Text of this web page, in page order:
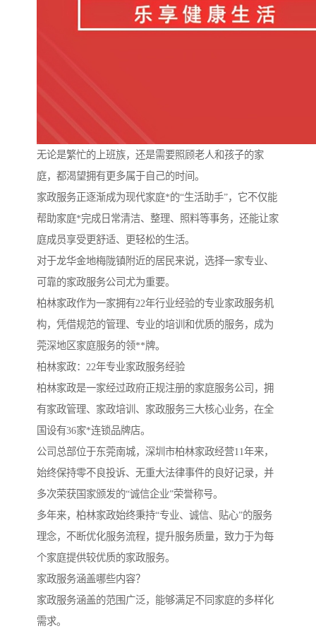
无论是繁忙的上班族，还是需要照顾老人和孩子的家
庭，都渴望拥有更多属于自己的时间。
家政服务正逐渐成为现代家庭*的“生活助手”，它不仅能
帮助家庭*完成日常清洁、整理、照料等事务，还能让家
庭成员享受更舒适、更轻松的生活。
对于龙华金地梅陇镇附近的居民来说，选择一家专业、
可靠的家政服务公司尤为重要。
柏林家政作为一家拥有22年行业经验的专业家政服务机
构，凭借规范的管理、专业的培训和优质的服务，成为
莞深地区家庭服务的领**牌。
柏林家政：22年专业家政服务经验
柏林家政是一家经过政府正规注册的家庭服务公司，拥
有家政管理、家政培训、家政服务三大核心业务，在全
国设有36家*连锁品牌店。
公司总部位于东莞南城，深圳市柏林家政经营11年来，
始终保持零不良投诉、无重大法律事件的良好记录，并
多次荣获国家颁发的“诚信企业”荣誉称号。
多年来，柏林家政始终秉持“专业、诚信、贴心”的服务
理念，不断优化服务流程，提升服务质量，致力于为每
个家庭提供较优质的家政服务。
家政服务涵盖哪些内容？
家政服务涵盖的范围广泛，能够满足不同家庭的多样化
需求。